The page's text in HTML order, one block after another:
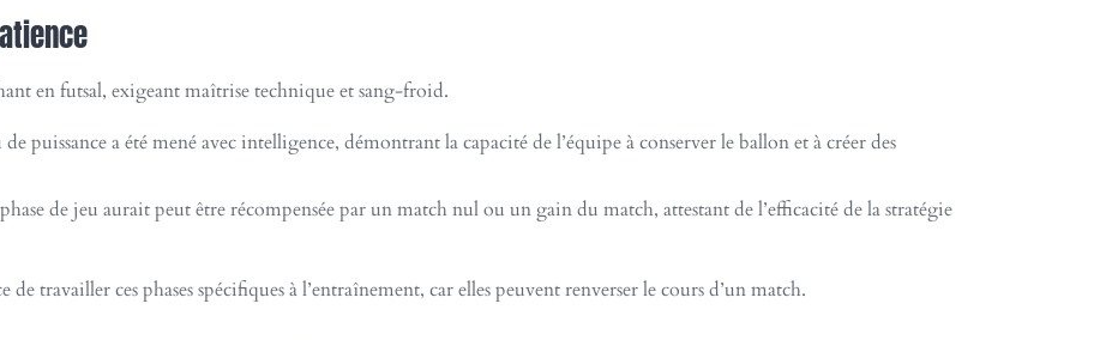
en futsal, exigeant maîtrise technique et sang-froid.
de puissance a été mené avec intelligence, démontrant la capacité de l’équipe à conserver le ballon et à créer des
de jeu aurait peut être récompensée par un match nul ou un gain du match, attestant de l’efficacité de la stratégie
travailler ces phases spécifiques à l’entraînement, car elles peuvent renverser le cours d’un match.